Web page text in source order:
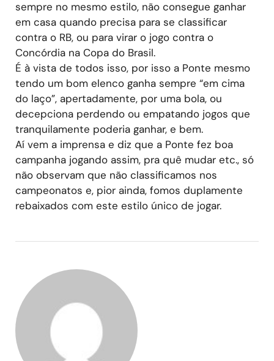
sempre no mesmo estilo, não consegue ganhar
em casa quando precisa para se classificar
contra o RB, ou para virar o jogo contra o
Concórdia na Copa do Brasil.
É à vista de todos isso, por isso a Ponte mesmo
tendo um bom elenco ganha sempre “em cima
do laço”, apertadamente, por uma bola, ou
decepciona perdendo ou empatando jogos que
tranquilamente poderia ganhar, e bem.
Aí vem a imprensa e diz que a Ponte fez boa
campanha jogando assim, pra quê mudar etc., só
não observam que não classificamos nos
campeonatos e, pior ainda, fomos duplamente
rebaixados com este estilo único de jogar.